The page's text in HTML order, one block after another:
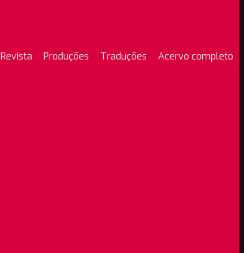
Revista Produções Traduções Acervo completo